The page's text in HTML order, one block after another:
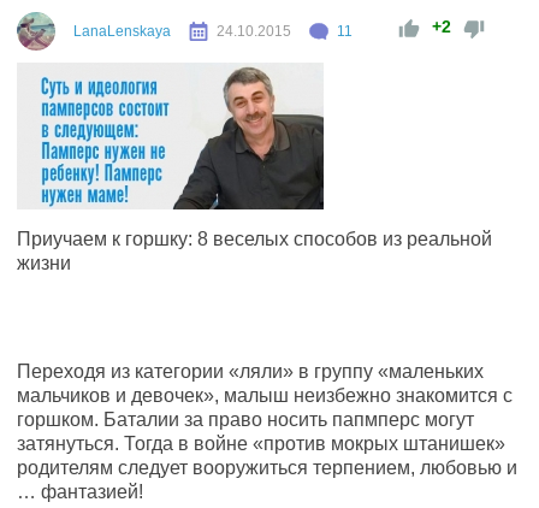
LanaLenskaya 24.10.2015 11 +2
Приучаем к горшку: 8 веселых способов из реальной
жизни
Переходя из категории «ляли» в группу «маленьких
мальчиков и девочек», малыш неизбежно знакомится с
горшком. Баталии за право носить папмперс могут
затянуться. Тогда в войне «против мокрых штанишек»
родителям следует вооружиться терпением, любовью и
… фантазией!